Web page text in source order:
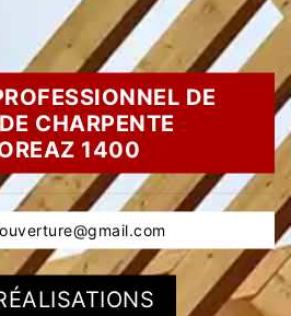
DE
CHARPENTE
1400